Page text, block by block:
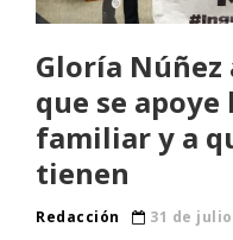
Gloría Núñez
que se
familiar y a
tienen
Redacción
31 de